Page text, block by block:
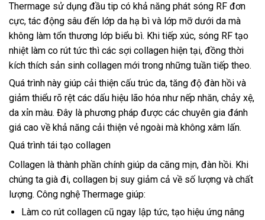
Thermage sử dụng đầu tip có khả năng phát sóng RF đơn
cực, tác động sâu đến lớp da hạ bì và lớp mỡ dưới da mà
không làm tổn thương lớp biểu bì. Khi tiếp xúc, sóng RF tạo
nhiệt làm co rút tức thì các sợi collagen hiện tại, đồng thời
kích thích sản sinh collagen mới trong những tuần tiếp theo.
Quá trình này giúp cải thiện cấu trúc da, tăng độ đàn hồi và
giảm thiểu rõ rệt các dấu hiệu lão hóa như nếp nhăn, chảy xệ,
da xỉn màu. Đây là phương pháp được các chuyên gia đánh
giá cao về khả năng cải thiện vẻ ngoài mà không xâm lấn.
Quá trình tái tạo collagen
Collagen là thành phần chính giúp da căng mịn, đàn hồi. Khi
chúng ta già đi, collagen bị suy giảm cả về số lượng và chất
lượng. Công nghệ Thermage giúp:
Làm co rút collagen cũ ngay lập tức, tạo hiệu ứng nâng